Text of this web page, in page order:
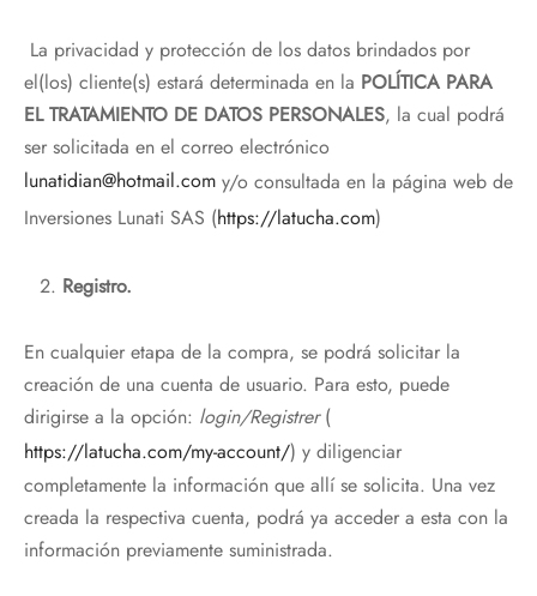
La privacidad y protección de los datos brindados por
el(los) cliente(s) estará determinada en la POLÍTICA PARA
EL TRATAMIENTO DE DATOS PERSONALES, la cual podrá
ser solicitada en el correo electrónico
lunatidian@hotmail.com y/o consultada en la página web de
Inversiones Lunati SAS (https://latucha.com)
Registro.
En cualquier etapa de la compra, se podrá solicitar la
creación de una cuenta de usuario. Para esto, puede
dirigirse a la opción: login/Registrer(
https://latucha.com/my-account/) y diligenciar
completamente la información que allí se solicita. Una vez
creada la respectiva cuenta, podrá ya acceder a esta con la
información previamente suministrada.